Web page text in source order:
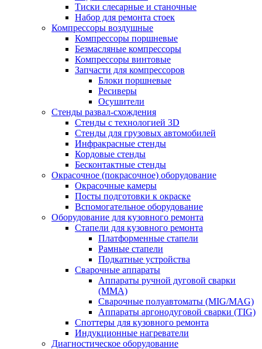
Тиски слесарные и станочные
Набор для ремонта стоек
Компрессоры воздушные
Компрессоры поршневые
Безмасляные компрессоры
Компрессоры винтовые
Запчасти для компрессоров
Блоки поршневые
Ресиверы
Осушители
Стенды развал-схождения
Стенды с технологией 3D
Стенды для грузовых автомобилей
Инфракрасные стенды
Кордовые стенды
Бесконтактные стенды
Окрасочное (покрасочное) оборудование
Окрасочные камеры
Посты подготовки к окраске
Вспомогательное оборудование
Оборудование для кузовного ремонта
Стапели для кузовного ремонта
Платформенные стапели
Рамные стапели
Подкатные устройства
Сварочные аппараты
Аппараты ручной дуговой сварки
(MMA)
Сварочные полуавтоматы (MIG/MAG)
Аппараты аргонодуговой сварки (TIG)
Споттеры для кузовного ремонта
Индукционные нагреватели
Диагностическое оборудование